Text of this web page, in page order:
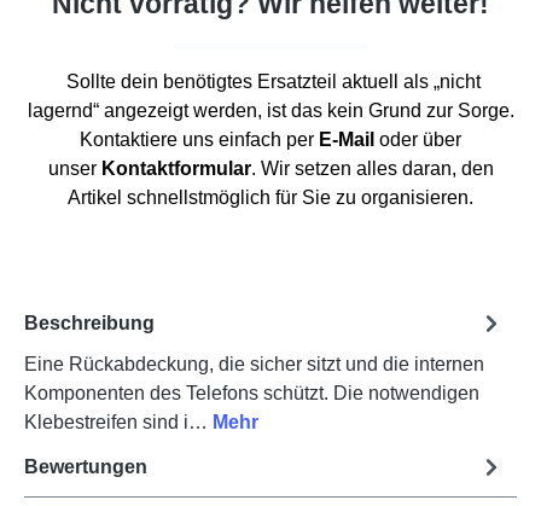
Sollte dein benötigtes Ersatzteil aktuell als „nicht
lagernd“ angezeigt werden, ist das kein Grund zur Sorge.
Kontaktiere uns einfach per E-Mail oder über
unser Kontaktformular. Wir setzen alles daran, den
Artikel schnellstmöglich für Sie zu organisieren.
Beschreibung
Eine Rückabdeckung, die sicher sitzt und die internen
Komponenten des Telefons schützt. Die notwendigen
Klebestreifen sind i… Mehr
Bewertungen